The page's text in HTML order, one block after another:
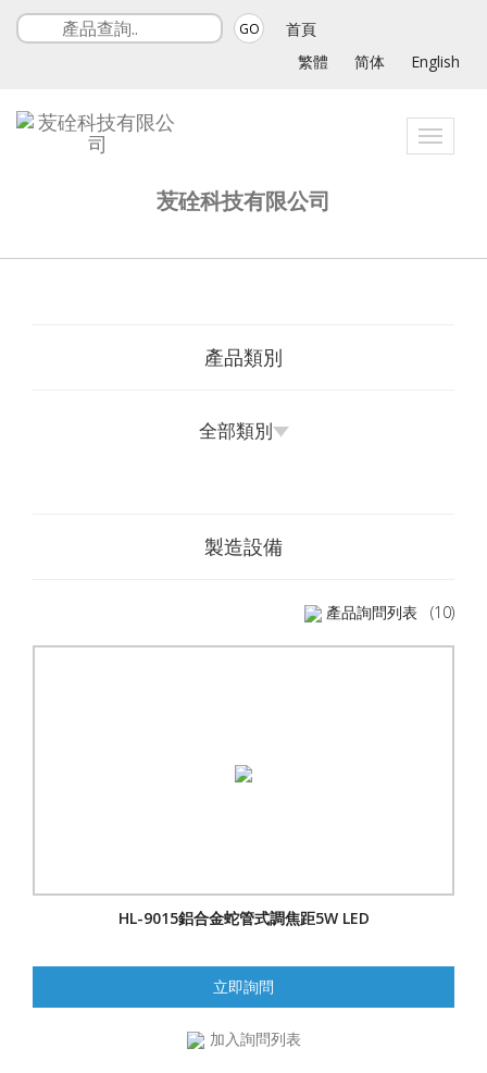
GO
首頁
繁體
简体 English
Toggle
苃硂科技有限公司
產品類別
全部類別
製造設備
產品詢問列表 (10)
HL-9015鋁合金蛇管式調焦距5W LED
立即詢問
加入詢問列表